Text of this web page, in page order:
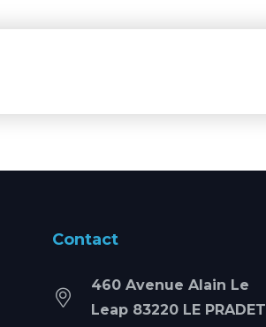
Contact
460 Avenue Alain Le
Leap 83220 LE PRADET